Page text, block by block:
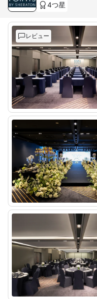
4つ星
レビュー